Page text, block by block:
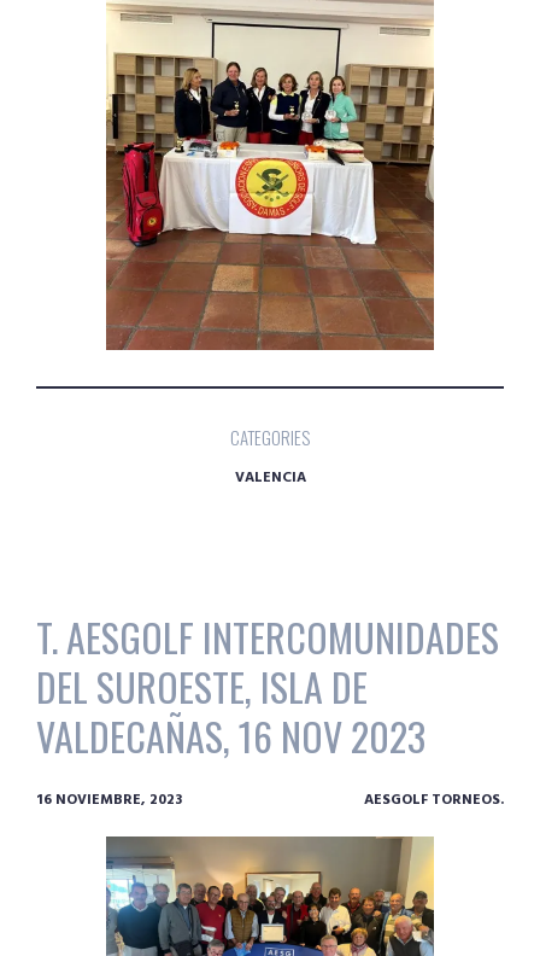
CATEGORIES
VALENCIA
T. AESGOLF INTERCOMUNIDADES
DEL SUROESTE, ISLA DE
VALDECAÑAS, 16 NOV 2023
16 NOVIEMBRE, 2023 AESGOLF TORNEOS.